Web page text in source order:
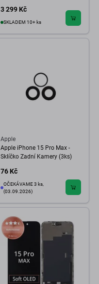
3 299 Kč
SKLADEM 10+ ks
Apple
Apple iPhone 15 Pro Max -
Sklíčko Zadní Kamery (3ks)
76 Kč
OČEKÁVAME 3 ks,
(03.09.2026)